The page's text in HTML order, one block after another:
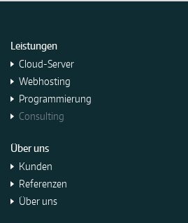
Leistungen
Cloud-Server
Webhosting
Programmierung
Consulting
Über uns
Kunden
Referenzen
Über uns